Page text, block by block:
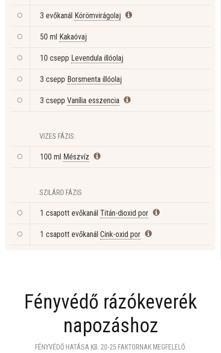
3 evőkanál Körömvirágolaj
50 ml Kakaóvaj
10 csepp Levendula illóolaj
3 csepp Borsmenta illóolaj
3 csepp Vanília esszencia
VIZES FÁZIS:
100 ml Mészvíz
SZILÁRD FÁZIS
1 csapott evőkanál Titán-dioxid por
1 csapott evőkanál Cink-oxid por
Fényvédő rázókeverék
napozáshoz
FÉNYVÉDŐ HATÁSA KB. 20-25 FAKTORNAK MEGFELELŐ.